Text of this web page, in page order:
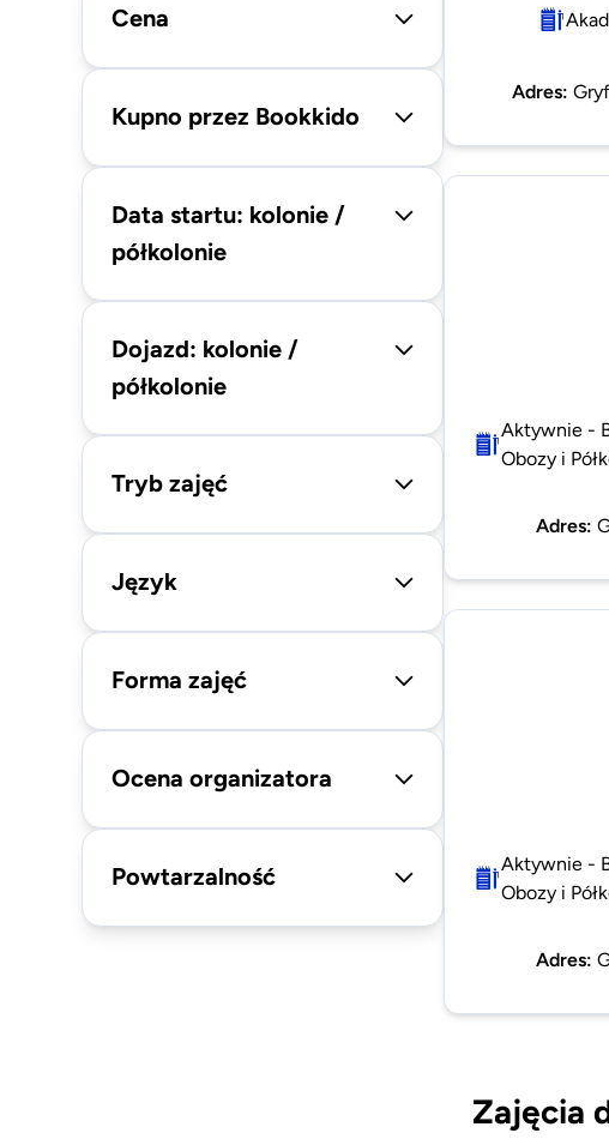
Cena
Kupno przez Bookkido
Data startu: kolonie /
półkolonie
Dojazd: kolonie /
półkolonie
Tryb zajęć
Język
Forma zajęć
Ocena organizatora
Powtarzalność
Adres:
Aktywnie -
Obozy i
Adres:
Aktywnie -
Obozy i
Adres:
Zajęcia